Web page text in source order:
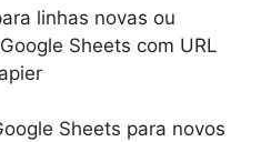
linhas novas ou
Sheets com URL
Sheets para novos